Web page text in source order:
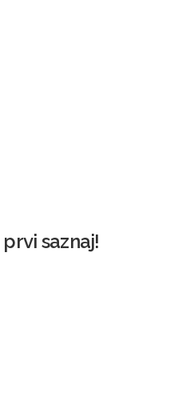
saznaj!